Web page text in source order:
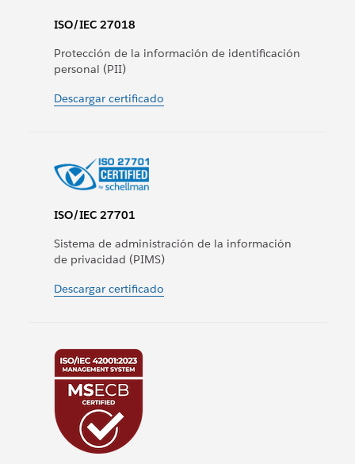
ISO/IEC 27018
Protección de la información de identificación
personal (PII)
Descargar certificado
ISO/IEC 27701
Sistema de administración de la información
de privacidad (PIMS)
Descargar certificado